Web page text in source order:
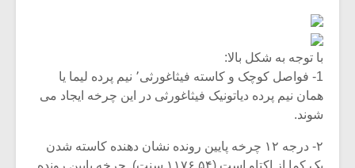
با توجه به شکل بالا:
1- فواصل کوچک و کاسته فیثاغورثی٬ نیم پرده لیما یا
همان نیم پرده دیاتونیک فیثاغورثی در این چرخه ایجاد می
شوند.
۲- درجه ۱۲ چرخه پایین رونده نشان دهنده کاسته شدن
یک کما از اکتاو است (۱۱۷۶.۵۴ سنت). چرخه پایین رونده